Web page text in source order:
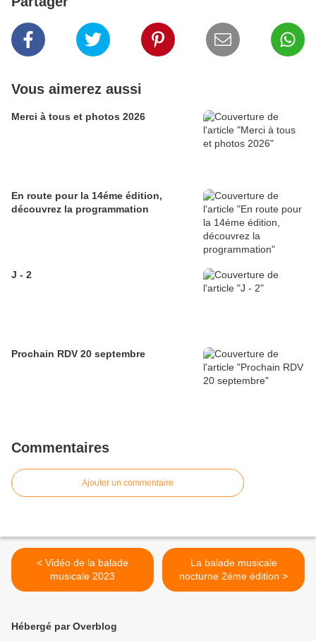
Vous aimerez aussi
Merci à tous et photos 2026
En route pour la 14éme édition,
découvrez la programmation
J - 2
Prochain RDV 20 septembre
Commentaires
Ajouter un commentaire
< Vidéo de la balade
musicale 2023
La balade musicale
nocturne 2éme édition >
Hébergé par Overblog